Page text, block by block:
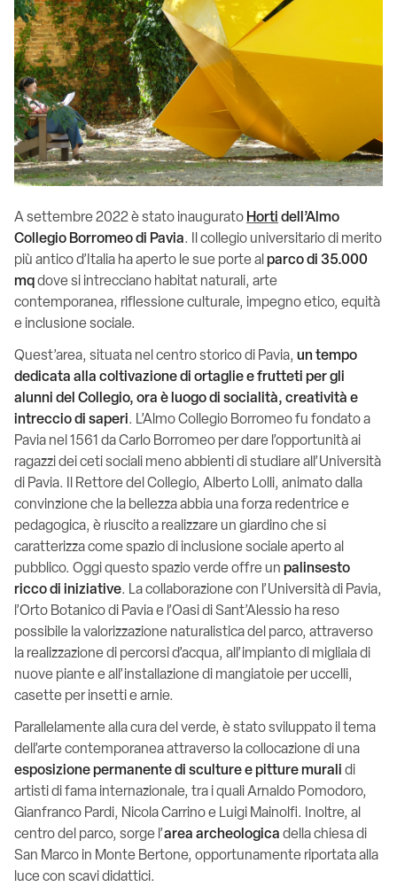
A settembre 2022 è stato inaugurato Horti dell’Almo
Collegio Borromeo di Pavia. Il collegio universitario di merito
più antico d’Italia ha aperto le sue porte al parco di 35.000
mqdove si intrecciano habitat naturali, arte
contemporanea, riflessione culturale, impegno etico, equità
e inclusione sociale.
Quest’area, situata nel centro storico di Pavia, un tempo
dedicata alla coltivazione di ortaglie e frutteti per gli
alunni del Collegio, ora è luogo di socialità, creatività e
intreccio di saperi. L’Almo Collegio Borromeo fu fondato a
Pavia nel 1561 da Carlo Borromeo per dare l’opportunità ai
ragazzi dei ceti sociali meno abbienti di studiare all’Università
di Pavia. Il Rettore del Collegio, Alberto Lolli, animato dalla
convinzione che la bellezza abbia una forza redentrice e
pedagogica, è riuscito a realizzare un giardino che si
caratterizza come spazio di inclusione sociale aperto al
pubblico. Oggi questo spazio verde offre un palinsesto
ricco di iniziative. La collaborazione con l’Università di Pavia,
l’Orto Botanico di Pavia e l’Oasi di Sant’Alessio ha reso
possibile la valorizzazione naturalistica del parco, attraverso
la realizzazione di percorsi d’acqua, all’impianto di migliaia di
nuove piante e all’installazione di mangiatoie per uccelli,
casette per insetti e arnie.
Parallelamente alla cura del verde, è stato sviluppato il tema
dell’arte contemporanea attraverso la collocazione di una
esposizione permanente di sculture e pitture murali di
artisti di fama internazionale, tra i quali Arnaldo Pomodoro,
Gianfranco Pardi, Nicola Carrino e Luigi Mainolfi. Inoltre, al
centro del parco, sorge l’area archeologica della chiesa di
San Marco in Monte Bertone, opportunamente riportata alla
luce con scavi didattici.